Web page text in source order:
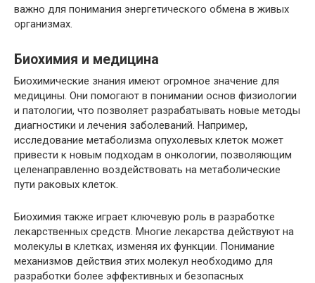
важно для понимания энергетического обмена в живых
организмах.
Биохимия и медицина
Биохимические знания имеют огромное значение для
медицины. Они помогают в понимании основ физиологии
и патологии, что позволяет разрабатывать новые методы
диагностики и лечения заболеваний. Например,
исследование метаболизма опухолевых клеток может
привести к новым подходам в онкологии, позволяющим
целенаправленно воздействовать на метаболические
пути раковых клеток.
Биохимия также играет ключевую роль в разработке
лекарственных средств. Многие лекарства действуют на
молекулы в клетках, изменяя их функции. Понимание
механизмов действия этих молекул необходимо для
разработки более эффективных и безопасных